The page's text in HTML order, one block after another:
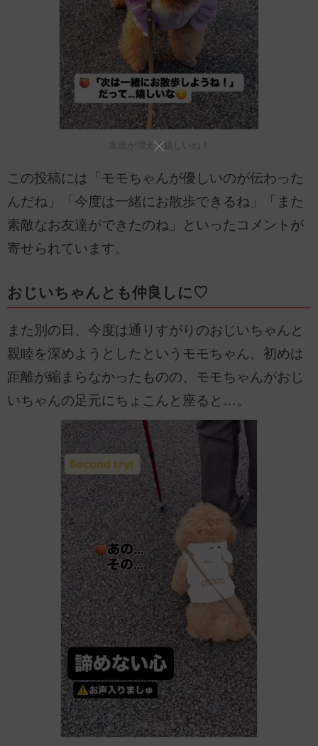
友達が増えて嬉しいね！
この投稿には「モモちゃんが優しいのが伝わった
んだね」「今度は一緒にお散歩できるね」「また
素敵なお友達ができたのね」といったコメントが
寄せられています。
おじいちゃんとも仲良しに♡
また別の日、今度は通りすがりのおじいちゃんと
親睦を深めようとしたというモモちゃん。初めは
距離が縮まらなかったものの、モモちゃんがおじ
いちゃんの足元にちょこんと座ると…。